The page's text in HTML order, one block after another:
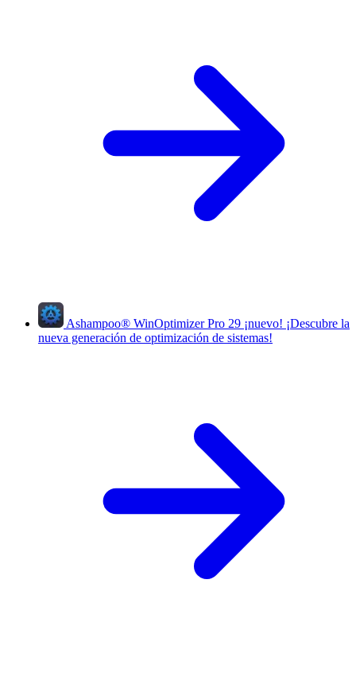
Ashampoo® WinOptimizer Pro 29 ¡nuevo! ¡Descubre la
nueva generación de optimización de sistemas!